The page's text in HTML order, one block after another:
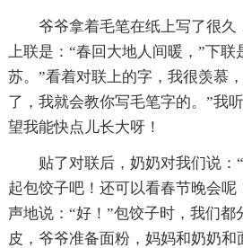
爷爷拿着毛笔在纸上写了很久
上联是：“春回大地人间暖，”下
苏。”看着对联上的字，我很羡慕
了，我就会教你写毛笔字的。”我
望我能快点儿长大呀！
贴了对联后，奶奶对我们说：
起包饺子吧！还可以看春节晚会呢
声地说：“好！”包饺子时，我们都
皮，爷爷准备面粉，妈妈和奶奶和